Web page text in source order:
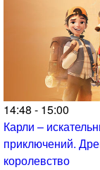
14:48 - 15:00
Карли –
приключений.
королевство